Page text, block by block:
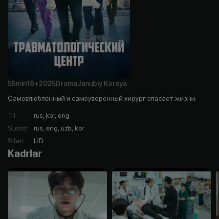
55min18+2025DramaJanubiy Koreya
Самовлюблённый и самоуверенный хирург спасает жизни.
Til:
rus, kor, eng
Subtitr:
rus, eng, uzb, kor
Sifati: HD
Kadrlar